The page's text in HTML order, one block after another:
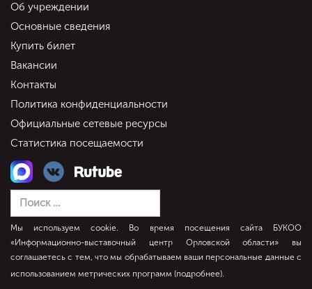
Об учреждении
Основные сведения
Купить билет
Вакансии
Контакты
Политика конфиденциальности
Официальные сетевые ресурсы
Статистика посещаемости
Мы используем cookie. Во время посещения сайта БУКОО
«Информационно-выставочный центр Орловской области» вы
соглашаетесь с тем, что мы обрабатываем ваши персональные данные с
использованием метрических программ (подробнее).